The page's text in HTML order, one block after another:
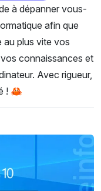
à dépanner vous-
afin que
au plus vite vos
connaissances et
Avec rigueur,
! 🦀